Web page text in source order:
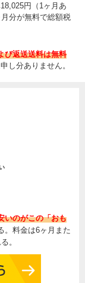
円（1ヶ月あ
分が無料で総額税
び返送送料は無料
し分ありません。
いのがこの「おも
。料金は6ヶ月また
。